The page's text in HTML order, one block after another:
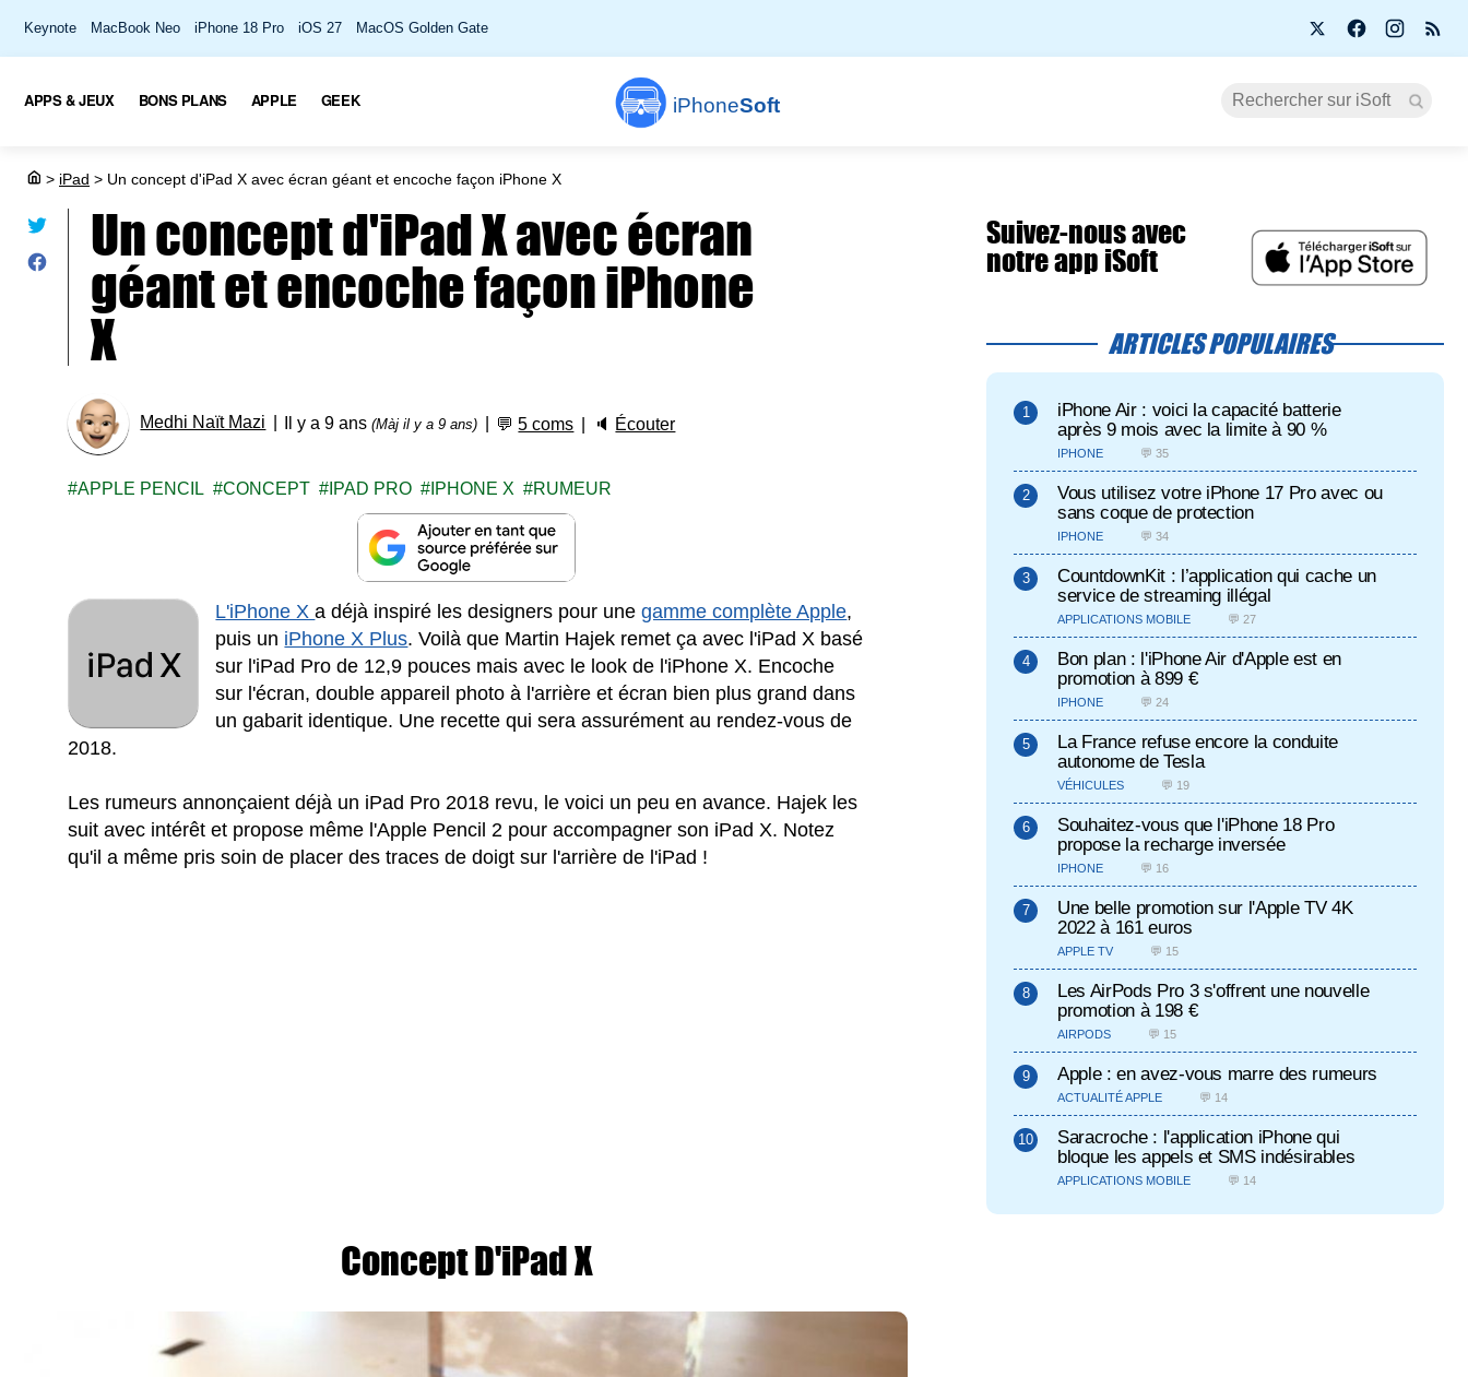
Keynote MacBook Neo iPhone 18 Pro iOS 27 MacOS Golden Gate
iPhoneSoft
APPS & JEUX BONS PLANS APPLE GEEK
> iPad > Un concept d'iPad X avec écran géant et encoche façon iPhone X
Un concept d'iPad X avec écran
géant et encoche façon iPhone
X
Medhi Naït Mazi Il y a 9 ans(Màj il y a 9 ans) 💬5 coms 🔈 Écouter
APPLE PENCIL CONCEPT IPAD PRO IPHONE X RUMEUR
L'iPhone Xa déjà inspiré les designers pour unegamme complète Apple,
puis un iPhone X Plus. Voilà que Martin Hajek remet ça avec l'iPad X basé
sur l'iPad Pro de 12,9 pouces mais avec le look de l'iPhone X. Encoche
sur l'écran, double appareil photo à l'arrière et écran bien plus grand dans
un gabarit identique. Une recette qui sera assurément au rendez-vous de
2018.
Les rumeurs annonçaient déjà un iPad Pro 2018 revu, le voici un peu en avance. Hajek les
suit avec intérêt et propose même l'Apple Pencil 2 pour accompagner son iPad X. Notez
qu'il a même pris soin de placer des traces de doigt sur l'arrière de l'iPad !
Concept D'iPad X
Suivez-nous avec
notre app iSoft
ARTICLES POPULAIRES
iPhone Air : voici la capacité batterie
après 9 mois avec la limite à 90 %
IPHONE 💬 35
Vous utilisez votre iPhone 17 Pro avec ou
sans coque de protection
IPHONE 💬 34
CountdownKit : l’application qui cache un
service de streaming illégal
APPLICATIONS MOBILE 💬 27
Bon plan : l'iPhone Air d'Apple est en
promotion à 899 €
IPHONE 💬 24
La France refuse encore la conduite
autonome de Tesla
VÉHICULES 💬 19
Souhaitez-vous que l'iPhone 18 Pro
propose la recharge inversée
IPHONE 💬 16
Une belle promotion sur l'Apple TV 4K
2022 à 161 euros
APPLE TV 💬 15
Les AirPods Pro 3 s'offrent une nouvelle
promotion à 198 €
AIRPODS 💬 15
Apple : en avez-vous marre des rumeurs
ACTUALITÉ APPLE 💬 14
Saracroche : l'application iPhone qui
bloque les appels et SMS indésirables
APPLICATIONS MOBILE 💬 14